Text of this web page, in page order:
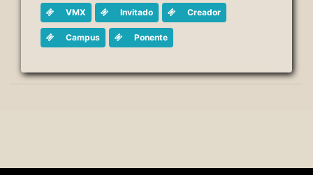
VMX Invitado Creador
Campus Ponente